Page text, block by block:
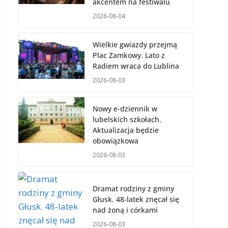
2026-08-04
Wielkie gwiazdy przejmą
Plac Zamkowy. Lato z
Radiem wraca do Lublina
2026-08-03
Nowy e-dziennik w
lubelskich szkołach.
Aktualizacja będzie
obowiązkowa
2026-08-03
Dramat rodziny z gminy
Głusk. 48-latek znęcał się
nad żoną i córkami
2026-08-03